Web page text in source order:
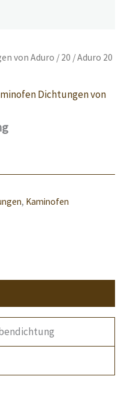
von Aduro / 20 / Aduro 20
Dichtungen von
, Kaminofen